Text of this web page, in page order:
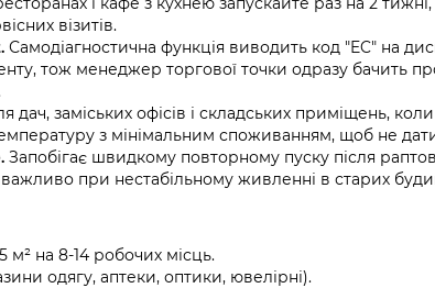
візитів.
Самодіагностична функція виводить код "EC" на
тож менеджер торгової точки одразу бачить
дач, заміських офісів і складських приміщень,
з мінімальним споживанням, щоб не
Запобігає швидкому повторному пуску після
при нестабільному живленні в старих
м² на 8-14 робочих місць.
одягу, аптеки, оптики, ювелірні).